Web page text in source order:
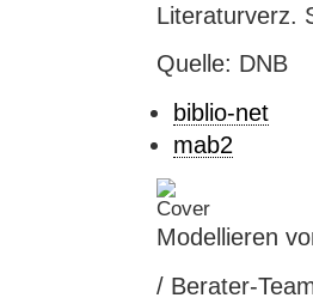
Literaturverz.
Quelle: DNB
biblio-net
mab2
Modellieren
/ Berater-